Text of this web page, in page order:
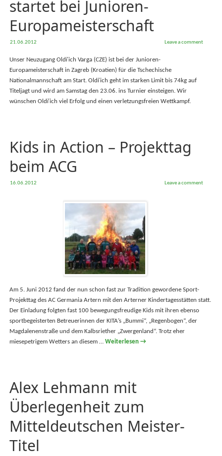
startet bei Junioren-
Europameisterschaft
21.06.2012 Leave a comment
Unser Neuzugang Oldřich Varga (CZE) ist bei der Junioren-
Europameisterschaft in Zagreb (Kroatien) für die Tschechische
Nationalmannschaft am Start. Oldřich geht im starken Limit bis 74kg auf
Titeljagt und wird am Samstag den 23.06. ins Turnier einsteigen. Wir
wünschen Oldřich viel Erfolg und einen verletzungsfreien Wettkampf.
Kids in Action – Projekttag
beim ACG
16.06.2012 Leave a comment
Am 5. Juni 2012 fand der nun schon fast zur Tradition gewordene Sport-
Projekttag des AC Germania Artern mit den Arterner Kindertagesstätten statt.
Der Einladung folgten fast 100 bewegungsfreudige Kids mit ihren ebenso
sportbegeisterten Betreuerinnen der KITA’s „Bummi“, „Regenbogen“, der
Magdalenenstraße und dem Kalbsriether „Zwergenland“. Trotz eher
miesepetrigem Wetters an diesem … Weiterlesen →
Alex Lehmann mit
Überlegenheit zum
Mitteldeutschen Meister-
Titel